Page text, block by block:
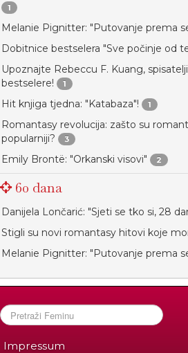
1
Melanie Pignitter: "Putovanje prema
Dobitnice bestselera "Sve počinje od
Upoznajte Rebeccu F. Kuang,
bestselere!
1
Hit knjiga tjedna: "Katabaza"! 1
Romantasy revolucija: zašto su
popularniji?
3
Emily Brontë: "Orkanski visovi" 2
60 dana
Danijela Lončarić: "Sjeti se tko si, 28
Stigli su novi romantasy hitovi koje
Melanie Pignitter: "Putovanje prema
Impressum